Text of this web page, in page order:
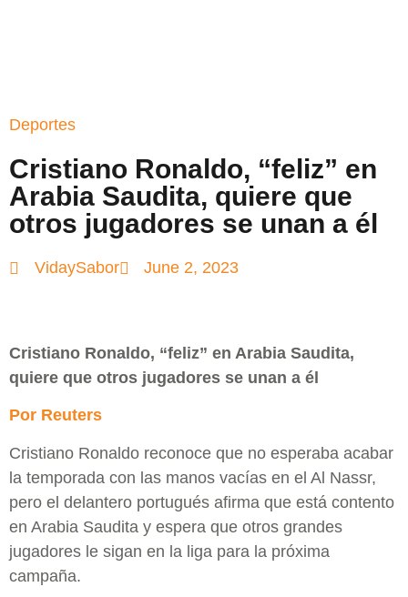
Deportes
Cristiano Ronaldo, “feliz” en
Arabia Saudita, quiere que
otros jugadores se unan a él
VidaySabor June 2, 2023
Cristiano Ronaldo, “feliz” en Arabia Saudita,
quiere que otros jugadores se unan a él
Por Reuters
Cristiano Ronaldo reconoce que no esperaba acabar
la temporada con las manos vacías en el Al Nassr,
pero el delantero portugués afirma que está contento
en Arabia Saudita y espera que otros grandes
jugadores le sigan en la liga para la próxima
campaña.